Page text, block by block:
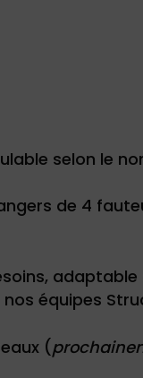
selon le
de 4
équipes
(